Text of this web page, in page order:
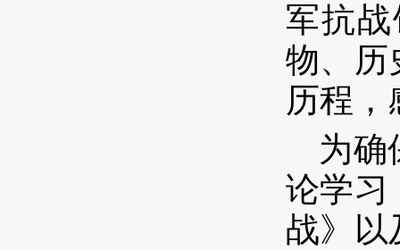
军抗
物、历
历程，
为确
论学习
战》以